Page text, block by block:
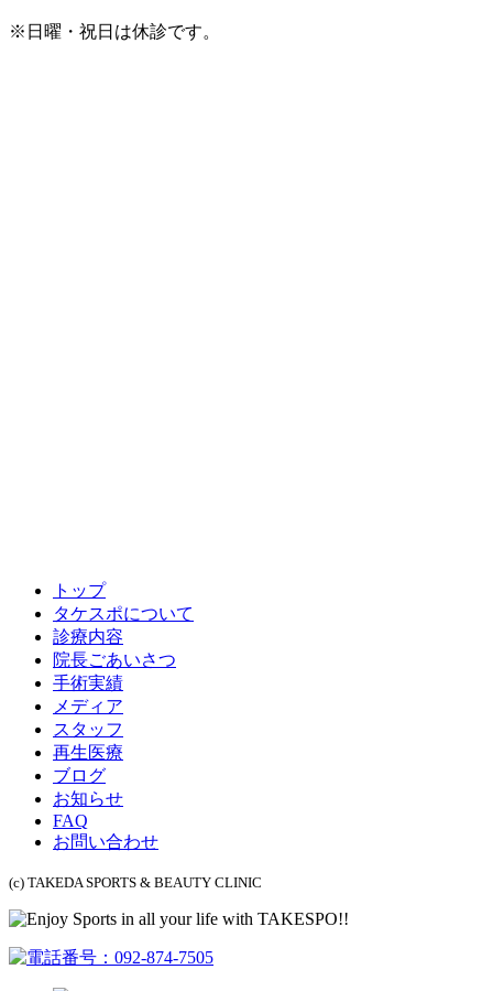
※日曜・祝日は休診です。
トップ
タケスポについて
診療内容
院長ごあいさつ
手術実績
メディア
スタッフ
再生医療
ブログ
お知らせ
FAQ
お問い合わせ
(c) TAKEDA SPORTS & BEAUTY CLINIC